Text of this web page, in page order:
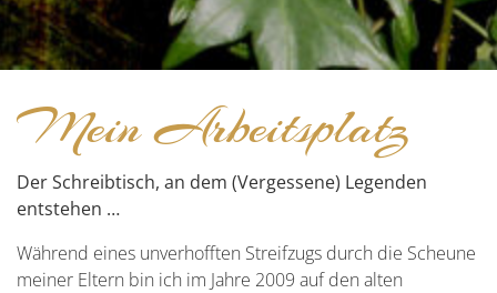
Mein Arbeitsplatz
Der Schreibtisch, an dem (Vergessene) Legenden
entstehen …
Während eines unverhofften Streifzugs durch die Scheune
meiner Eltern bin ich im Jahre 2009 auf den alten